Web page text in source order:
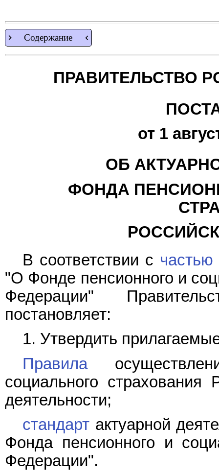
Содержание
ПРАВИТЕЛЬСТВО
от 1
ОБ
ФОНДА
В соответствии с частью
"О Фонде пенсионного и
Федерации"
постановляет:
1. Утвердить
Правила
социального страхования
деятельности;
стандарт актуарной
Фонда пенсионного и
Федерации".